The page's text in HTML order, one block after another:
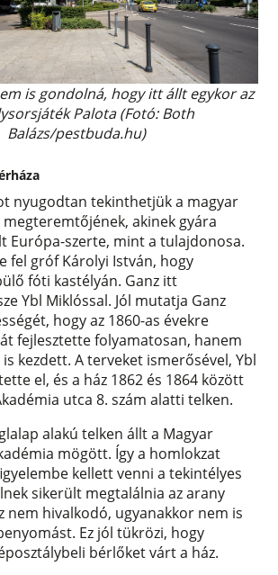
is gondolná, hogy itt állt egykor az
Palota (Fotó: Both
Balázs/pestbuda.hu)
nyugodtan tekinthetjük a magyar
akinek gyára
Európa-szerte, mint a tulajdonosa.
fel gróf Károlyi István, hogy
fóti kastélyán. Ganz itt
Ybl Miklóssal. Jól mutatja Ganz
hogy az 1860-as évekre
fejlesztette folyamatosan, hanem
kezdett. A terveket ismerősével, Ybl
el, és a ház 1862 és 1864 között
utca 8. szám alatti telken.
alakú telken állt a Magyar
mögött. Így a homlokzat
kellett venni a tekintélyes
sikerült megtalálnia az arany
nem hivalkodó, ugyanakkor nem is
Ez jól tükrözi, hogy
bérlőket várt a ház.